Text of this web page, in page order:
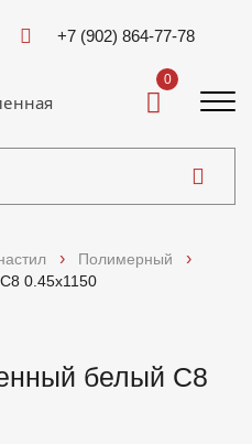
+7 (902) 864-77-78
0
Полимерный
0.45x1150
белый C8